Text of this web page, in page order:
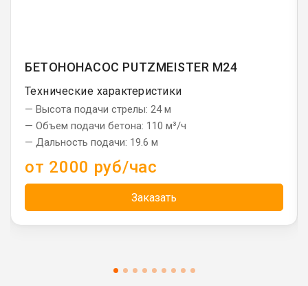
БЕТОНОНАСОС PUTZMEISTER М24
Технические характеристики
— Высота подачи стрелы: 24 м
— Объем подачи бетона: 110 м³/ч
— Дальность подачи: 19.6 м
от 2000 руб/час
Заказать